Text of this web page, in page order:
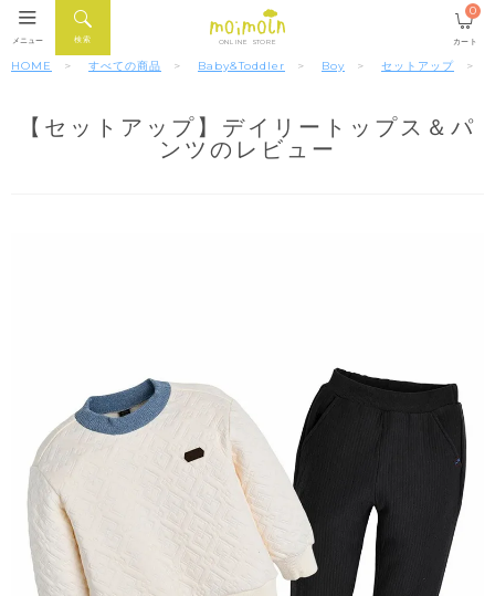
ONLINE STORE
検索
メニュー カート
0
HOME すべての商品 Baby&Toddler Boy セットアップ
【セットアップ】デイリートップス＆パ
ンツのレビュー